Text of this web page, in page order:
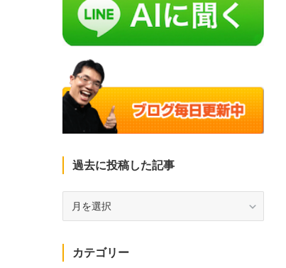
過去に投稿した記事
投
稿
カテゴリー